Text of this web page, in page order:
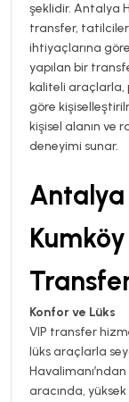
şeklidir. Antalya
transfer,
ihtiyaçlarına
yapılan bir
kaliteli araçlarla,
göre
kişisel alanın ve
deneyimi sunar.
Antalya
Kumköy
Konfor ve Lüks
VIP transfer
lüks araçlarla
aracında,